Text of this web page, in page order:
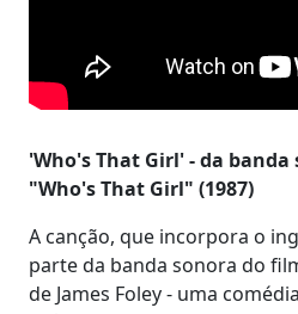
'Who's That Girl' - da
"Who's That Girl" (1987)
A canção, que incorpora o
parte da banda sonora do
de James Foley - uma